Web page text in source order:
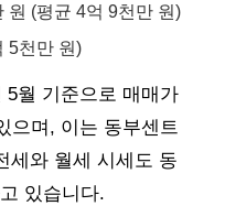
원 (평균 4억 9천만 원)
5천만 원)
5월 기준으로 매매가
으며, 이는 동부센트
세와 월세 시세도 동
있습니다.